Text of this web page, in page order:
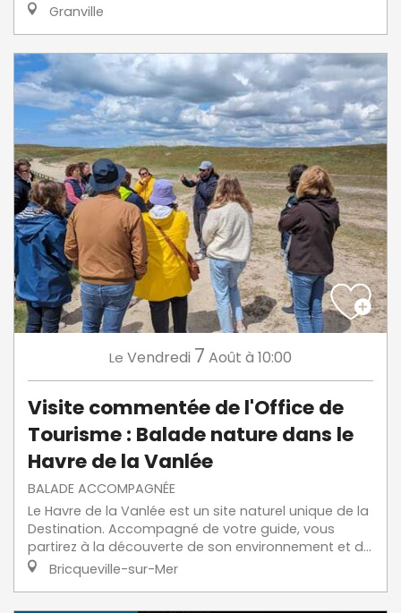
Granville
Le Vendredi 7 Août à 10:00
Visite commentée de l'Office de
Tourisme : Balade nature dans le
Havre de la Vanlée
BALADE ACCOMPAGNÉE
Le Havre de la Vanlée est un site naturel unique de la
Destination. Accompagné de votre guide, vous
partirez à la découverte de son environnement et d...
Bricqueville-sur-Mer